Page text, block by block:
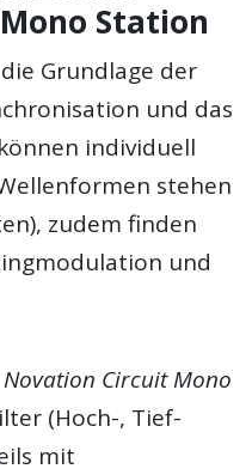
Station
Grundlage der
und das
individuell
stehen
zudem finden
und
Novation Circuit Mono
(Hoch-, Tief-
mit